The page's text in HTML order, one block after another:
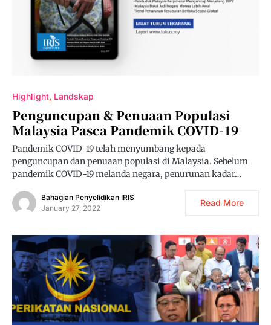
Highlight Landskap
Penguncupan & Penuaan Populasi
Malaysia Pasca Pandemik COVID-19
Pandemik COVID-19 telah menyumbang kepada
penguncupan dan penuaan populasi di Malaysia. Sebelum
pandemik COVID-19 melanda negara, penurunan kadar…
Bahagian Penyelidikan IRIS
January 27, 2022
Read More